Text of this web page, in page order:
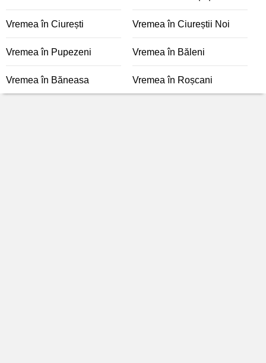
Vremea în Ciurești Vremea în Ciureștii Noi
Vremea în Pupezeni Vremea în Băleni
Vremea în Băneasa Vremea în Roșcani